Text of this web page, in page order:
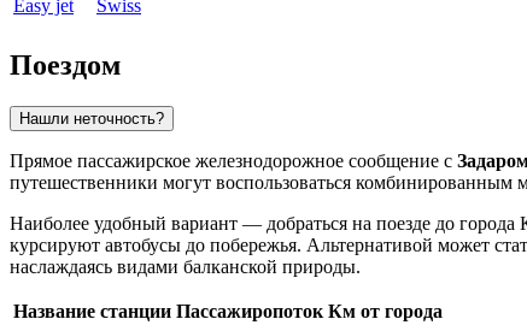
Easy jet
Swiss
Поездом
Нашли неточность?
Прямое пассажирское железнодорожное сообщение с
путешественники могут воспользоваться комбинированным
Наиболее удобный вариант — добраться на поезде до
курсируют автобусы до побережья. Альтернативой может
наслаждаясь видами балканской природы.
Название станции Пассажиропоток Км от города